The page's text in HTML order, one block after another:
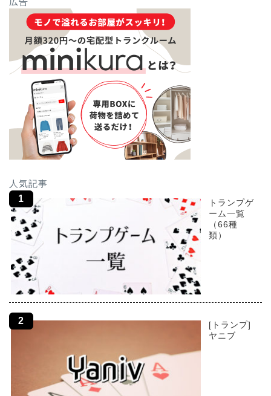
人気記事
トランプゲ
ーム一覧
（66種
類）
[トランプ]
ヤニブ